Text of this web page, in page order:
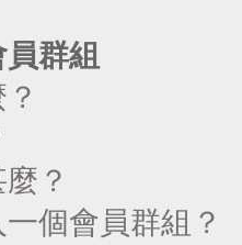
群組
？
個會員群組？